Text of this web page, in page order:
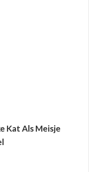
Kat Als Meisje